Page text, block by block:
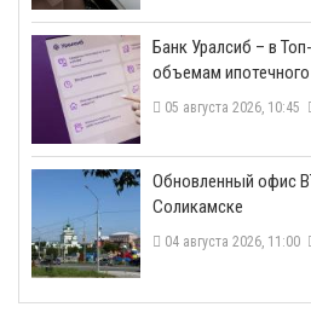
​Банк Уралсиб – в
объемам
05 августа 2026, 10:45
​Обновленный офис
Соликамске
04 августа 2026, 11:00